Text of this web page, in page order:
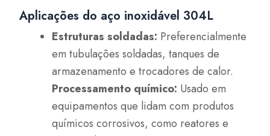
Aplicações do aço inoxidável 304L
Estruturas soldadas: Preferencialmente
em tubulações soldadas, tanques de
armazenamento e trocadores de calor.
Processamento químico: Usado em
equipamentos que lidam com produtos
químicos corrosivos, como reatores e